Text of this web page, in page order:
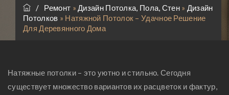
/ Ремонт »Дизайн Потолка, Пола, Стен » Дизайн
Потолков » Натяжной Потолок – Удачное Решение
Для Деревянного Дома
Натяжные потолки – это уютно и стильно. Сегодня
существует множество вариантов их расцветок и фактур,